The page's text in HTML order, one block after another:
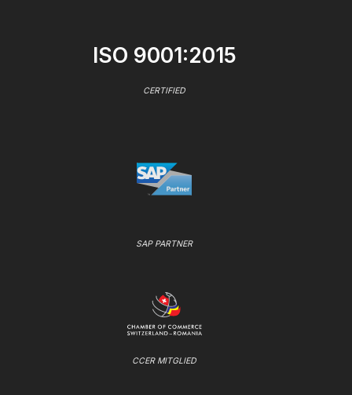
ISO 9001:2015
CERTIFIED
SAP PARTNER
CCER MITGLIED